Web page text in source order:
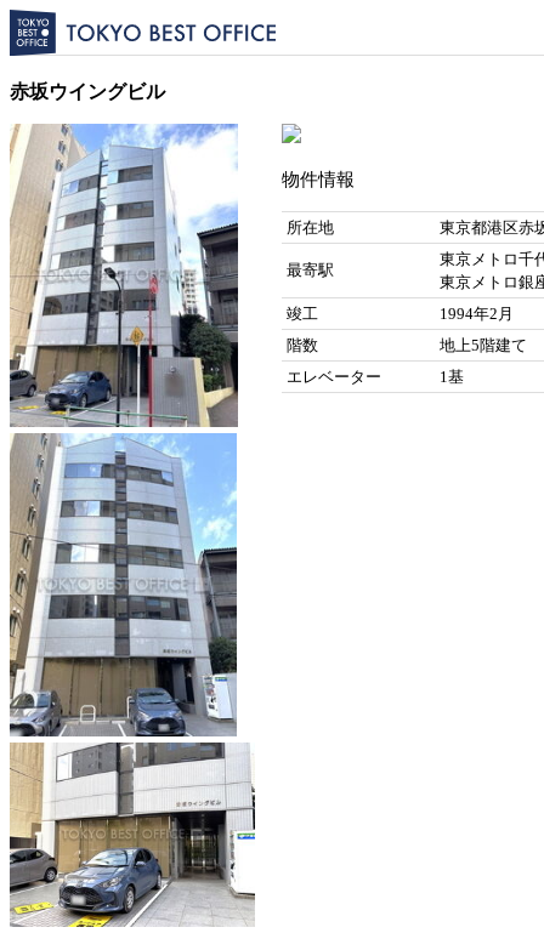
赤坂ウイングビル
物件情報
所在地 東京都港区赤
最寄駅
東京メトロ千
東京メトロ銀
竣工
1994年2月
階数
地上5階建て
エレベーター
1基